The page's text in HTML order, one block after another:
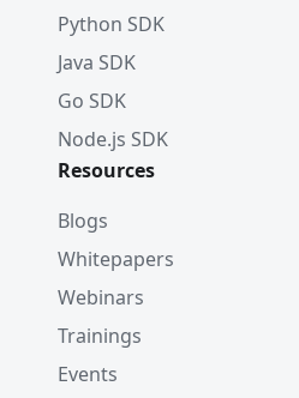
Python SDK
Java SDK
Go SDK
Node.js SDK
Resources
Blogs
Whitepapers
Webinars
Trainings
Events